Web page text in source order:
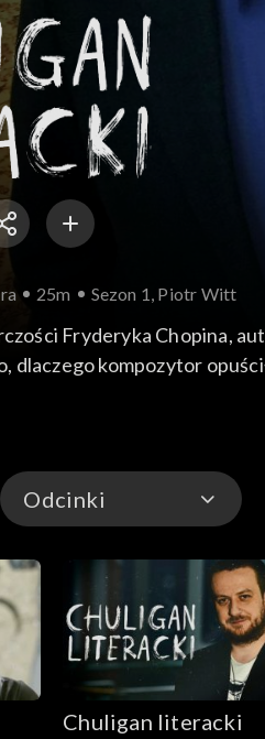
25m Sezon 1, Piotr Witt
Fryderyka Chopina,
dlaczego kompozytor
Odcinki
Odcinki
Chuligan literacki